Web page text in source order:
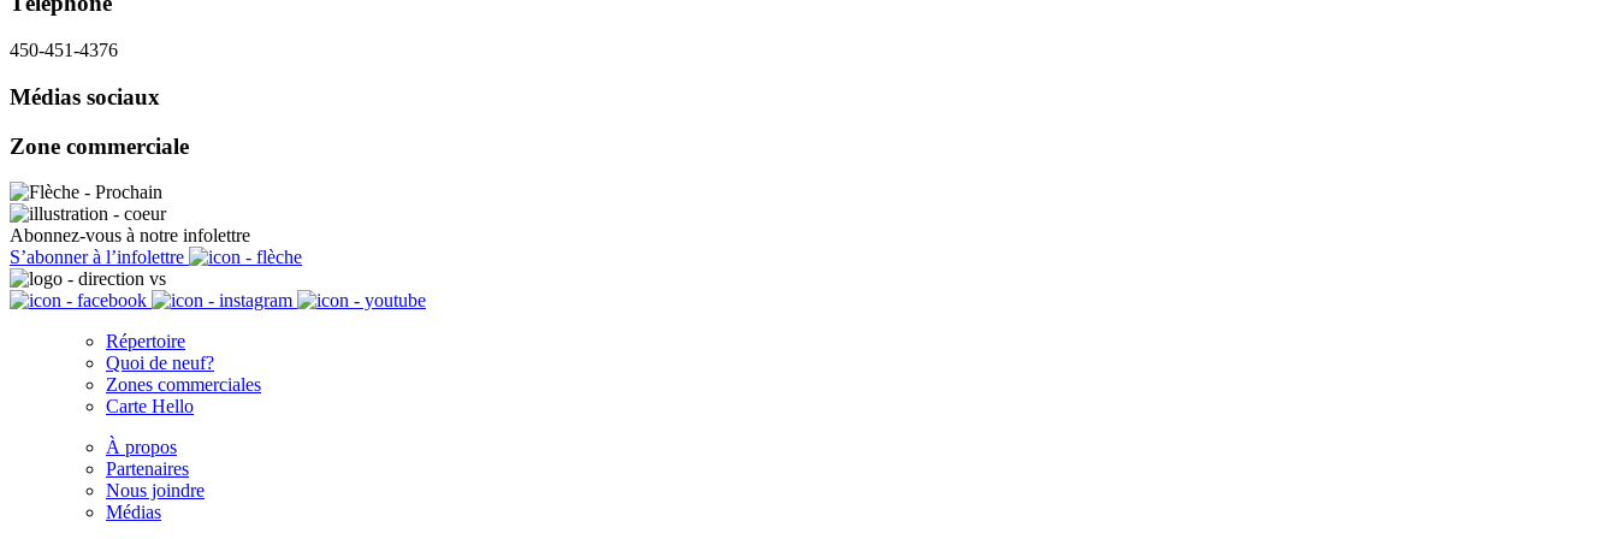
450-451-4376
Médias sociaux
Zone commerciale
Abonnez-vous à notre infolettre
S’abonner à l’infolettre
Répertoire
Quoi de neuf?
Zones commerciales
Carte Hello
À propos
Partenaires
Nous joindre
Médias